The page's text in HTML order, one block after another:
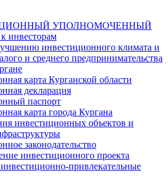
УПОЛНОМОЧЕННЫЙ
инвесторам
инвестиционного климата и
и среднего предпринимательства
карта Курганской области
декларация
паспорт
карта города Кургана
инвестиционных объектов и
законодательство
инвестиционного проекта
привлекательные